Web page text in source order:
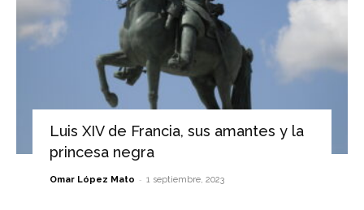
Luis XIV de Francia, sus amantes y la
princesa negra
Omar López Mato - 1 septiembre, 2023